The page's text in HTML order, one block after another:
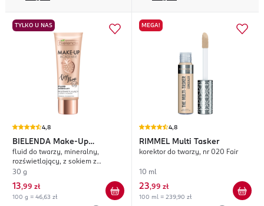
TYLKO U NAS
4,8
BIELENDA Make-Up
Academie Vege Flumi
fluid do twarzy, mineralny,
rozświetlający, z sokiem z
truskawki, nr 03 Słoneczny
30 g
13,99 zł
100 g = 46,63 zł
MEGA!
4,8
RIMMEL Multi Tasker
korektor do twarzy, nr 020 Fair
10 ml
23,99 zł
100 ml = 239,90 zł